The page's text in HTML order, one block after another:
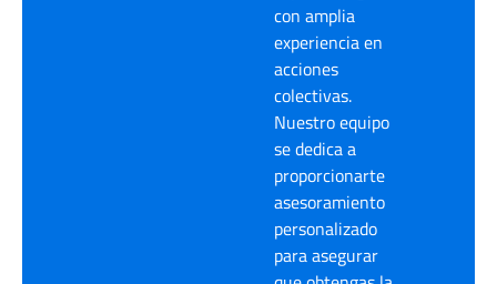
con amplia
experiencia en
acciones
colectivas.
Nuestro equipo
se dedica a
proporcionarte
asesoramiento
personalizado
para asegurar